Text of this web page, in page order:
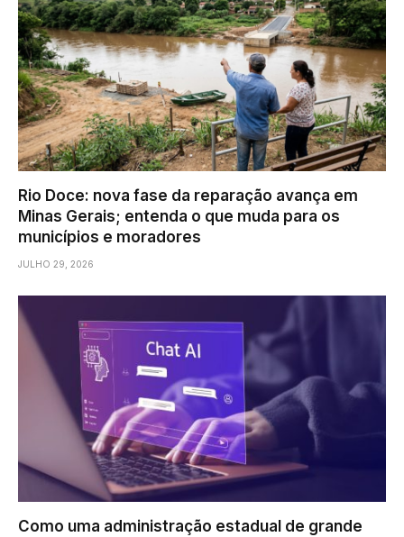
Rio Doce: nova fase da reparação avança em
Minas Gerais; entenda o que muda para os
municípios e moradores
JULHO 29, 2026
Como uma administração estadual de grande